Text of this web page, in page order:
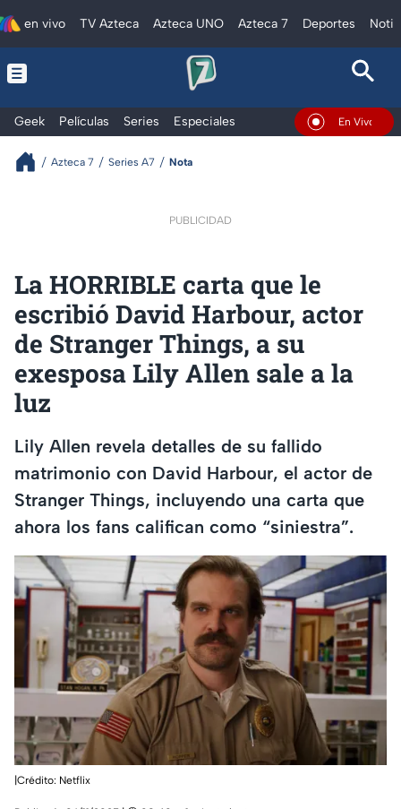
en vivo TV Azteca Azteca UNO Azteca 7 Deportes
Geek Películas Series Especiales En Vivo
Azteca 7 Series A7 Nota
PUBLICIDAD
La HORRIBLE carta que le
escribió David Harbour, actor
de Stranger Things, a su
exesposa Lily Allen sale a la
luz
Lily Allen revela detalles de su fallido
matrimonio con David Harbour, el actor de
Stranger Things, incluyendo una carta que
ahora los fans califican como “siniestra”.
|Crédito: Netflix